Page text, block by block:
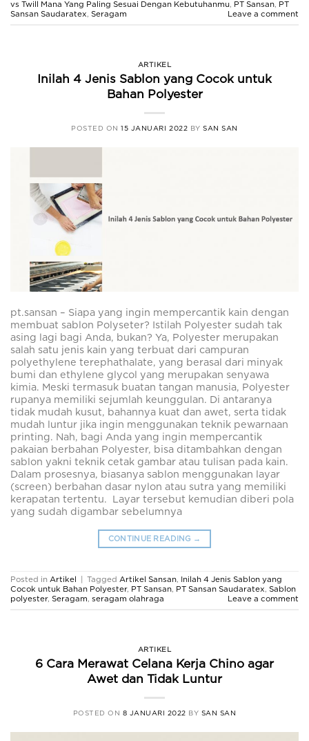
vs Twill Mana Yang Paling Sesuai Dengan Kebutuhanmu, PT Sansan, PT
Sansan Saudaratex, Seragam Leave a comment
ARTIKEL
Inilah 4 Jenis Sablon yang Cocok untuk
Bahan Polyester
POSTED ON15 JANUARI 2022 BYSAN SAN
pt.sansan – Siapa yang ingin mempercantik kain dengan
membuat sablon Polyseter? Istilah Polyester sudah tak
asing lagi bagi Anda, bukan? Ya, Polyester merupakan
salah satu jenis kain yang terbuat dari campuran
polyethylene terephathalate, yang berasal dari minyak
bumi dan ethylene glycol yang merupakan senyawa
kimia. Meski termasuk buatan tangan manusia, Polyester
rupanya memiliki sejumlah keunggulan. Di antaranya
tidak mudah kusut, bahannya kuat dan awet, serta tidak
mudah luntur jika ingin menggunakan teknik pewarnaan
printing. Nah, bagi Anda yang ingin mempercantik
pakaian berbahan Polyester, bisa ditambahkan dengan
sablon yakni teknik cetak gambar atau tulisan pada kain.
Dalam prosesnya, biasanya sablon menggunakan layar
(screen) berbahan dasar nylon atau sutra yang memiliki
kerapatan tertentu. Layar tersebut kemudian diberi pola
yang sudah digambar sebelumnya
CONTINUE READING →
Posted in Artikel Tagged Artikel Sansan,
Inilah 4 Jenis Sablon yang
Cocok untuk Bahan Polyester, PT Sansan, PT Sansan Saudaratex, Sablon
polyester, Seragam, seragam olahraga Leave a comment
ARTIKEL
6 Cara Merawat Celana Kerja Chino agar
Awet dan Tidak Luntur
POSTED ON 8 JANUARI 2022 BY SAN SAN